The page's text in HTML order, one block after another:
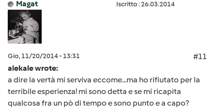
Magat Iscritto : 26.03.2014
Gio, 11/20/2014 - 13:31
#11
alekale wrote:
a dire la vertà mi serviva eccome...ma ho rifiutato per la
terribile esperienza! mi sono detta e se mi ricapita
qualcosa fra un pò di tempo e sono punto e a capo?